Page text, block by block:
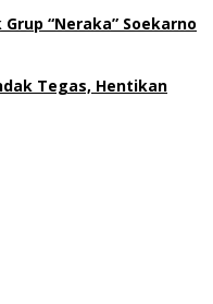
“Neraka” Soekarno
Tegas, Hentikan